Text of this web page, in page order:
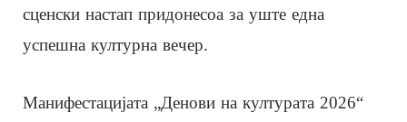
сценски настап придонесоа за уште една
успешна културна вечер.
Манифестацијата „Денови на културата 2026“